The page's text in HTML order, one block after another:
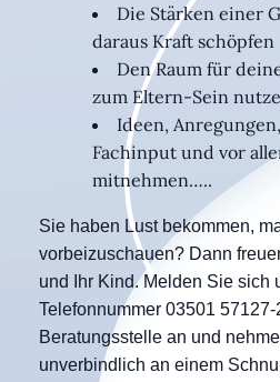
Die Stärken einer
daraus Kraft schöpfen
Den Raum für
zum Eltern-Sein
Ideen,
Fachinput und vor
mitnehmen…..
Sie haben Lust bekommen,
vorbeizuschauen? Dann
und Ihr Kind. Melden Sie sich
Telefonnummer 03501
Beratungsstelle an und
unverbindlich an einem